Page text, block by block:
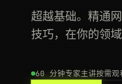
超越基础。精通
技巧，在你的领
60 分钟专家主讲按需观